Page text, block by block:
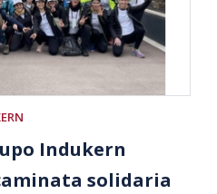
Indukern
solidaria